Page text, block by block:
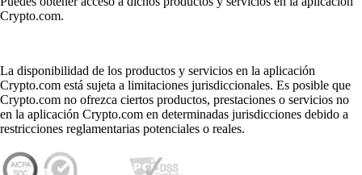
Crypto.com.
La disponibilidad de los productos y servicios en la aplicación
Crypto.com está sujeta a limitaciones jurisdiccionales. Es posible que
Crypto.com no ofrezca ciertos productos, prestaciones o servicios no
en la aplicación Crypto.com en determinadas jurisdicciones debido a
restricciones reglamentarias potenciales o reales.